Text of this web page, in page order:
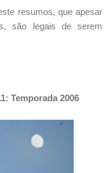
resumos, que apesar
são legais de serem
Temporada 2006